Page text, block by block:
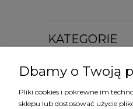
KATEGORIE
Tapety nowoczesne
Tapety w zwierzęta
Dbamy o Twoją
Pliki cookies i pokrewne im
sklepu lub dostosować użycie